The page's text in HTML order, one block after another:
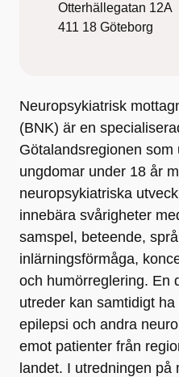
Otterhällegatan 12A
411 18 Göteborg
Neuropsykiatrisk
(BNK) är en
Götalandsregionen som
ungdomar under 18 år
neuropsykiatriska
innebära svårigheter
samspel, beteende,
inlärningsförmåga,
och humörreglering. En
utreder kan samtidigt
epilepsi och andra
emot patienter från
landet. I utredningen